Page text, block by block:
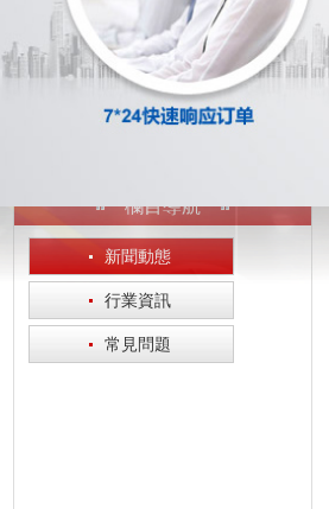
欄目導航
·新聞動態
·
行業資訊
·
常見問題